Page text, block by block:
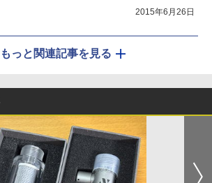
2015年6月26日
もっと関連記事を見る